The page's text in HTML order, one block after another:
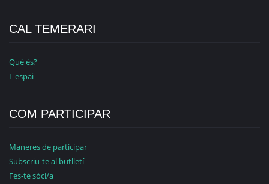
CAL TEMERARI
Què és?
L'espai
COM PARTICIPAR
Maneres de participar
Subscriu-te al butlletí
Fes-te sòci/a